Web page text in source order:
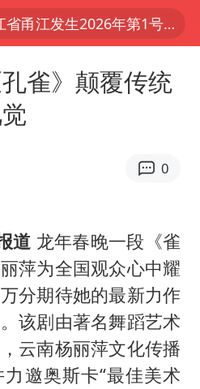
浙江省甬江发生2026年第1号洪水
荆斩棘2026》阵容官宣
白海豚对华东华北影响会大于巴威
玲晒与周星驰合照
浙江近300条预警生效中 今夜大部暴雨
香港刷新1884年以来最高气温纪录
上门女婿出轨女邻居多年被判重婚罪
全力守护市民“菜篮子”
雀》颠覆传统
0
道 龙年春晚一段《雀
萍为全国观众心中耀
分期待她的最新力作
该剧由著名舞蹈艺术
云南杨丽萍文化传播
邀奥斯卡“最佳美术